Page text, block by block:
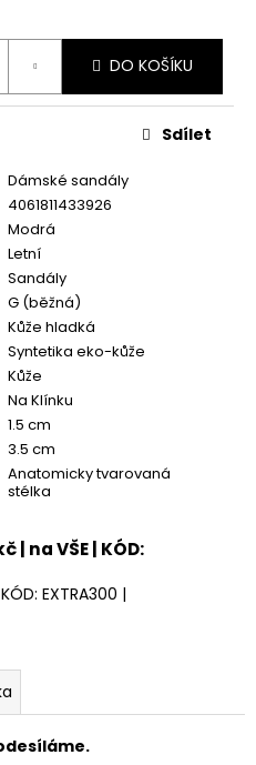
DO KOŠÍKU
Dámské sandály
4061811433926
Modrá
Letní
Sandály
G (běžná)
Kůže hladká
Syntetika eko-kůže
Kůže
Na Klínku
1.5 cm
3.5 cm
Anatomicky tvarovaná
stélka
Sdílet
| na VŠE | KÓD:
EXTRA300 |